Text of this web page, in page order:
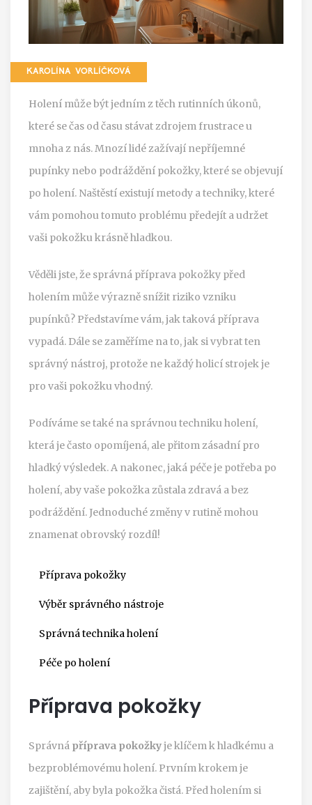
KAROLÍNA VORLÍČKOVÁ
Holení může být jedním z těch rutinních úkonů,
které se čas od času stávat zdrojem frustrace u
mnoha z nás. Mnozí lidé zažívají nepříjemné
pupínky nebo podráždění pokožky, které se objevují
po holení. Naštěstí existují metody a techniky, které
vám pomohou tomuto problému předejít a udržet
vaši pokožku krásně hladkou.
Věděli jste, že správná příprava pokožky před
holením může výrazně snížit riziko vzniku
pupínků? Představíme vám, jak taková příprava
vypadá. Dále se zaměříme na to, jak si vybrat ten
správný nástroj, protože ne každý holicí strojek je
pro vaši pokožku vhodný.
Podíváme se také na správnou techniku holení,
která je často opomíjená, ale přitom zásadní pro
hladký výsledek. A nakonec, jaká péče je potřeba po
holení, aby vaše pokožka zůstala zdravá a bez
podráždění. Jednoduché změny v rutině mohou
znamenat obrovský rozdíl!
Příprava pokožky
Výběr správného nástroje
Správná technika holení
Péče po holení
Příprava pokožky
Správná příprava pokožkyje klíčem k hladkému a
bezproblémovému holení. Prvním krokem je
zajištění, aby byla pokožka čistá. Před holením si